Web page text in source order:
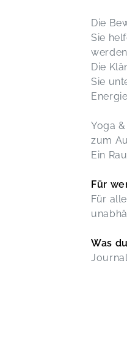
Die
Sie
Die
Sie
Yoga
zum
Ein
Für
Für
Was